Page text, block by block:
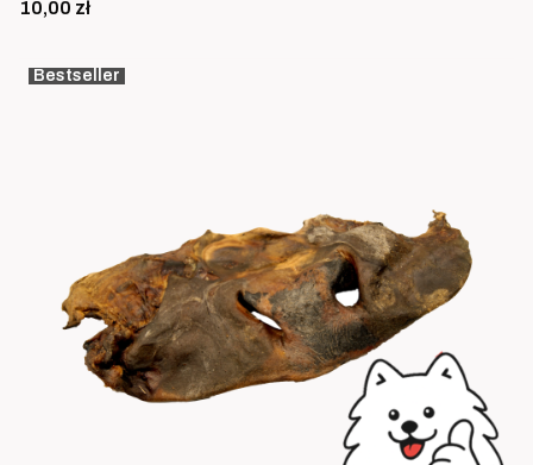
Cena
10,00 zł
Bestseller